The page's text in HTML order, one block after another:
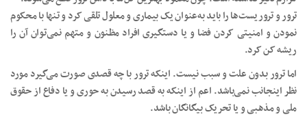
ترور و تروریست‌ها را باید به‌عنوان یک بیماری و معلول تلقی کرد و تنها با محکوم
نمودن و امنیتی کردن فضا و یا دستگیری افراد مظنون و متهم نمی‌توان آن را
ریشه کن کرد.
اما ترور بدون علت و سبب نیست. اینکه ترور با چه قصدی صورت می‌گیرد مورد
نظر اینجانب نمی‌باشد. اعم از اینکه به قصد رسیدن به حوری و یا دفاع از حقوق
ملی و مذهبی و یا تحریک بیگانگان باشد.